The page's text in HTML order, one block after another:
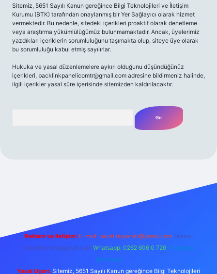
Sitemiz, 5651 Sayılı Kanun gereğince Bilgi Teknolojileri ve İletişim
Kurumu (BTK) tarafından onaylanmış bir Yer Sağlayıcı olarak hizmet
vermektedir. Bu nedenle, sitedeki içerikleri proaktif olarak denetleme
veya araştırma yükümlülüğümüz bulunmamaktadır. Ancak, üyelerimiz
yazdıkları içeriklerin sorumluluğunu taşımakta olup, siteye üye olarak
bu sorumluluğu kabul etmiş sayılırlar.
Hukuka ve yasal düzenlemelere aykırı olduğunu düşündüğünüz
içerikleri, backlinkpanelicomtr@gmail.com adresine bildirmeniz halinde,
ilgili içerikler yasal süre içerisinde sitemizden kaldırılacaktır.
m elexbet
Reklam ve İletişim: E-mail: backlinkpaneli@gmail.com Teams:
forumhizmeti@gmail.com Whatsapp: 0262 606 0 726 Telegram:
@karabul
Yasal Uyarı: Sitemiz, 5651 Sayılı Kanun gereğince Bilgi Teknolojileri